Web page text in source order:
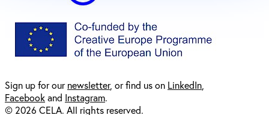
Sign up for ournewsletter, or find us on LinkedIn,
Facebookand Instagram.
© 2026 CELA. All rights reserved.